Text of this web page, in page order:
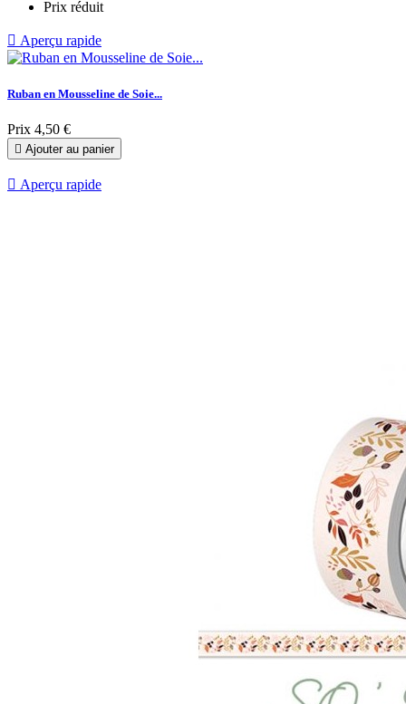
Prix réduit
 Aperçu rapide
Ruban en Mousseline de Soie...
Prix 4,50 €
 Ajouter au panier
 Aperçu rapide